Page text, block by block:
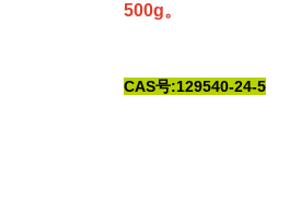
500g。
CAS号:129540-24-5